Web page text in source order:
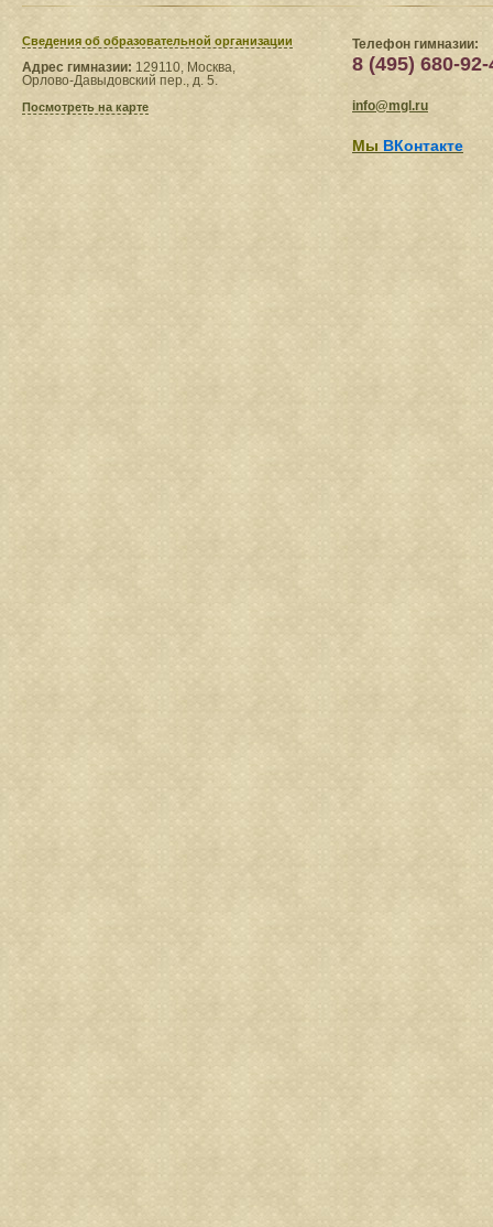
Сведения​ об образовательной организации
Адрес гимназии: 129110, Москва,
Орлово-Давыдовский пер., д. 5.
Посмотреть на карте
Телефон гимназии:
8 (495) 680-92-
info@mgl.ru
Мы ВКонтакте